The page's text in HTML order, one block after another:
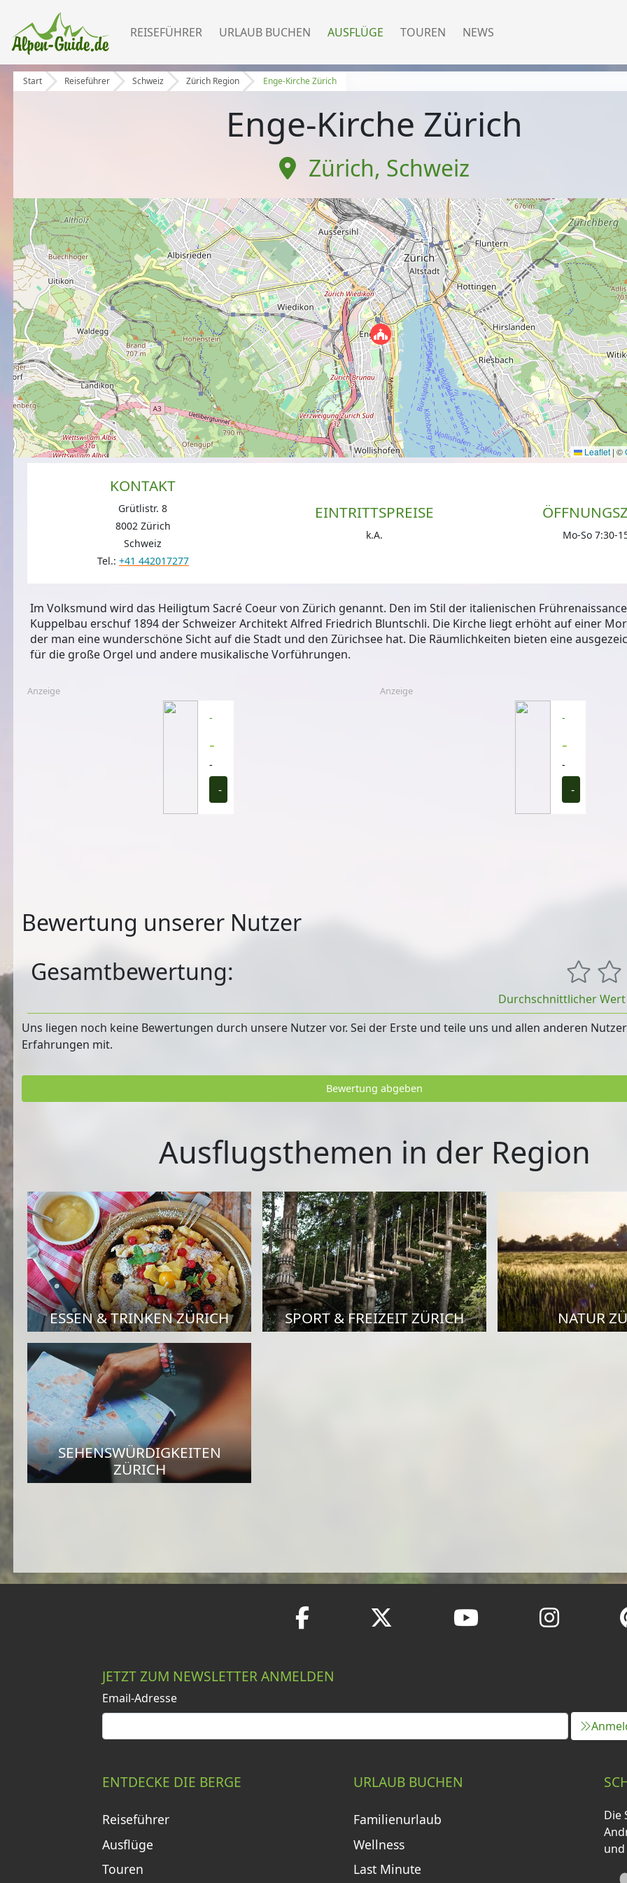
REISEFÜHRER URLAUB BUCHEN AUSFLÜGE TOUREN NEWS
Start Reiseführer Schweiz Zürich Region Enge-Kirche Zürich
Enge-Kirche Zürich
Zürich, Schweiz
Leaflet | ©
KONTAKT
Grütlistr. 8
8002 Zürich
Schweiz
Tel.: +41 442017277
EINTRITTSPREISE
k.A. Mo-So 7:30-
Im Volksmund wird das Heiligtum Sacré Coeur von Zürich genannt. Den im Stil der italienischen
Kuppelbau erschuf 1894 der Schweizer Architekt Alfred Friedrich Bluntschli. Die Kirche liegt erhöht auf einer
der man eine wunderschöne Sicht auf die Stadt und den Zürichsee hat. Die Räumlichkeiten bieten eine
für die große Orgel und andere musikalische Vorführungen.
Anzeige
-
-
-
-
Anzeige
-
-
-
-
Bewertung unserer Nutzer
Gesamtbewertung:
Durchschnittlicher
Uns liegen noch keine Bewertungen durch unsere Nutzer vor. Sei der Erste und teile uns und allen anderen
Erfahrungen mit.
Bewertung abgeben
Ausflugsthemen in der Region
ESSEN & TRINKEN ZÜRICH SPORT & FREIZEIT ZÜRICH NATUR
SEHENSWÜRDIGKEITEN
ZÜRICH
JETZT ZUM NEWSLETTER ANMELDEN
Email-Adresse
ENTDECKE DIE BERGE
Reiseführer
Ausflüge
Touren
URLAUB BUCHEN
Familienurlaub
Wellness
Last Minute
Die